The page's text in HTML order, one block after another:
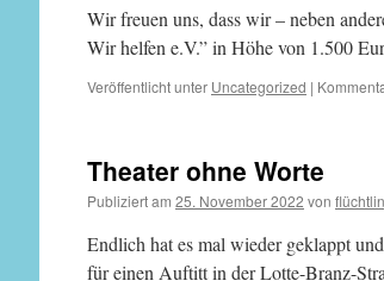
Wir freuen uns, dass wir – neben
Wir helfen e.V.” in Höhe von 1.500
Veröffentlicht unter Uncategorized |
Theater ohne Worte
Publiziert am 25. November 2022 von
Endlich hat es mal wieder geklappt
für einen Auftitt in der Lotte-Branz-